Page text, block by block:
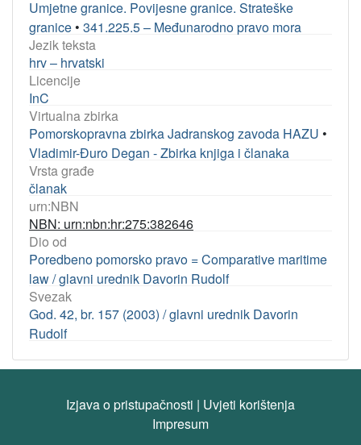
Umjetne granice. Povijesne granice. Strateške
granice • 341.225.5 – Međunarodno pravo mora
Jezik teksta
hrv – hrvatski
Licencije
InC
Virtualna zbirka
Pomorskopravna zbirka Jadranskog zavoda HAZU •
Vladimir-Đuro Degan - Zbirka knjiga i članaka
Vrsta građe
članak
urn:NBN
NBN: urn:nbn:hr:275:382646
Dio od
Poredbeno pomorsko pravo = Comparative maritime
law / glavni urednik Davorin Rudolf
Svezak
God. 42, br. 157 (2003) / glavni urednik Davorin
Rudolf
Izjava o pristupačnosti | Uvjeti korištenja
Impresum